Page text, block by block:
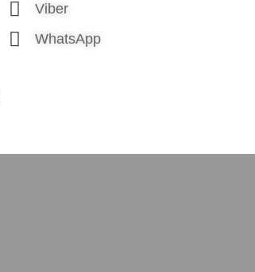
Viber
WhatsApp